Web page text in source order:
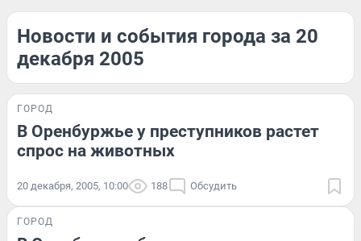
Новости и события города за 20
декабря 2005
ГОРОД
В Оренбуржье у преступников растет
спрос на животных
20 декабря, 2005, 10:00 188 Обсудить
ГОРОД